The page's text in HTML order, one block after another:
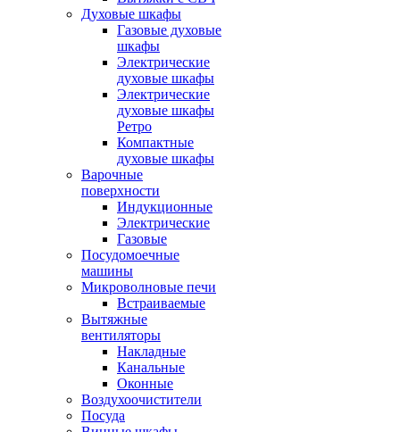
Духовые шкафы
Газовые духовые
шкафы
Электрические
духовые шкафы
Электрические
духовые шкафы
Ретро
Компактные
духовые шкафы
Варочные
поверхности
Индукционные
Электрические
Газовые
Посудомоечные
машины
Микроволновые печи
Встраиваемые
Вытяжные
вентиляторы
Накладные
Канальные
Оконные
Воздухоочистители
Посуда